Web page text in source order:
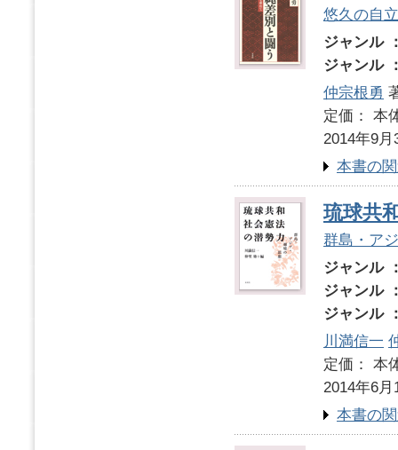
悠久の自
ジャンル
ジャンル
仲宗根勇
定価：
2014年9月
本書の
琉球共
群島・ア
ジャンル
ジャンル
ジャンル
川満信一
定価：
2014年6月
本書の